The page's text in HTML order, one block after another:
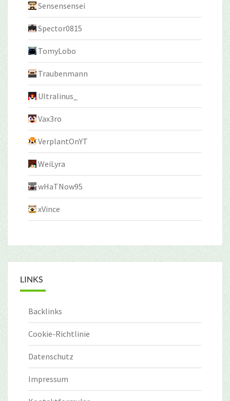
Sensensensei
Spector0815
TomyLobo
Traubenmann
Ultralinus_
Vax3ro
VerplantOnYT
WeiLyra
wHaTNow95
xVince
LINKS
Backlinks
Cookie-Richtlinie
Datenschutz
Impressum